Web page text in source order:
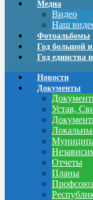
Медиа
Видео
Наш
Фотоальбомы
Год большой
Год единства
Новости
Документы
Устав,
Отчеты
Планы